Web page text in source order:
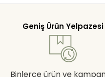
Geniş Ürün Yelpazesi
Binlerce ürün ve